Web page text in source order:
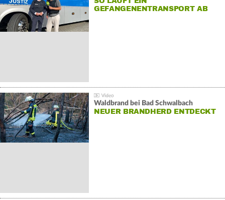
GEFANGENENTRANSPORT AB
Waldbrand bei Bad Schwalbach
NEUER BRANDHERD ENTDECKT